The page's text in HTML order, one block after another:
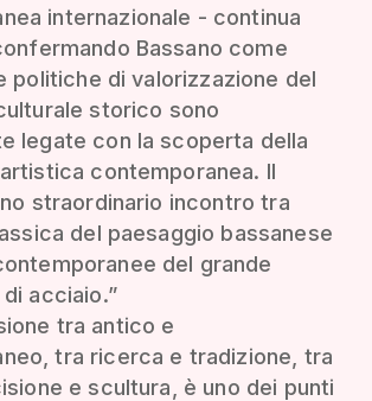
internazionale - continua
Bassano come
politiche di valorizzazione del
storico sono
legate con la scoperta della
contemporanea. Il
straordinario incontro tra
del paesaggio bassanese
del grande
acciaio.”
tra antico e
tra ricerca e tradizione, tra
e scultura, è uno dei punti